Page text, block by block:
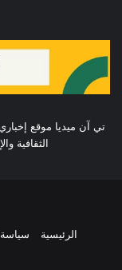
تي آن ميديا موقع
الثقافية
الرئيسية